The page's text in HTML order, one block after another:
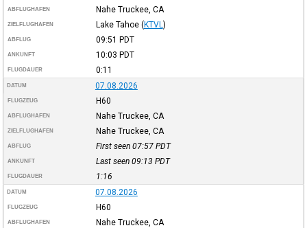
ABFLUGHAFEN Nahe Truckee, CA
ZIELFLUGHAFEN Lake Tahoe (KTVL )
ABFLUG 09:51 PDT
ANKUNFT 10:03 PDT
FLUGDAUER 0:11
DATUM 07.08.2026
FLUGZEUG H60
ABFLUGHAFEN Nahe Truckee, CA
ZIELFLUGHAFEN Nahe Truckee, CA
ABFLUG First seen 07:57 PDT
ANKUNFT Last seen 09:13 PDT
FLUGDAUER 1:16
DATUM 07.08.2026
FLUGZEUG H60
ABFLUGHAFEN Nahe Truckee, CA